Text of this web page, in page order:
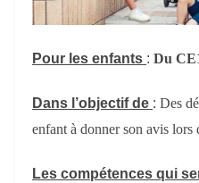
Pour les enfants : Du
Dans l’objectifde : Des
enfant à donner son avis lors
Les compétences qui